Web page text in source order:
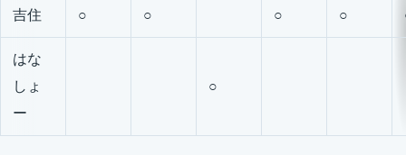
吉住 ○ ○ ○ ○
はな
しょ
ー
○